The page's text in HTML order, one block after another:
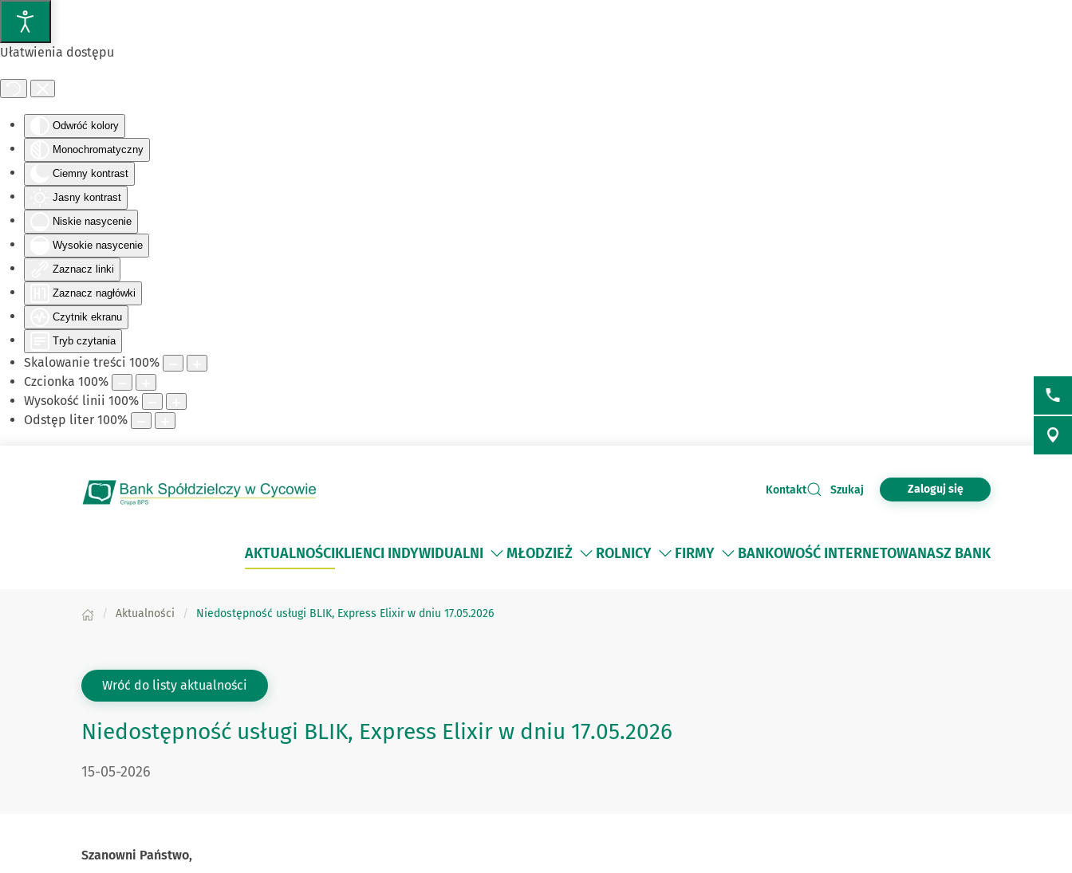
Ułatwienia dostępu
Odwróć kolory
Monochromatyczny
Ciemny kontrast
Jasny kontrast
Niskie nasycenie
Wysokie nasycenie
Zaznacz linki
Zaznacz nagłówki
Czytnik ekranu
Tryb czytania
Skalowanie treści 100%
Czcionka 100%
Wysokość linii 100%
Odstęp liter 100%
Przejdź do głównej treści
Kontakt Szukaj Zaloguj się
AKTUALNOŚCIKLIENCI INDYWIDUALNI MŁODZIEŻ ROLNICY FIRMY BANKOWOŚĆ INTERNETOWANASZ BANK
Aktualności Niedostępność usługi BLIK, Express Elixir w dniu 17.05.2026
Wróć do listy aktualności
Niedostępność usługi BLIK, Express Elixir w dniu 17.05.2026
DATA PUBLIKACJI:
15-05-2026
Szanowni Państwo,